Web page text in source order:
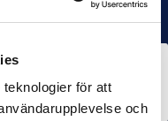
för att
och
folkrörelse och